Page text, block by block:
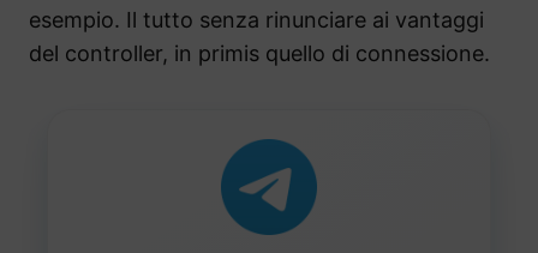
esempio. Il tutto senza rinunciare ai vantaggi
del controller, in primis quello di connessione.